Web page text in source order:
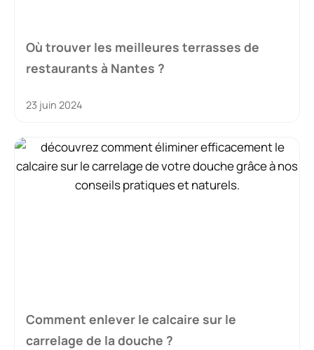
Où trouver les meilleures terrasses de
restaurants à Nantes ?
23 juin 2024
Comment enlever le calcaire sur le
carrelage de la douche ?